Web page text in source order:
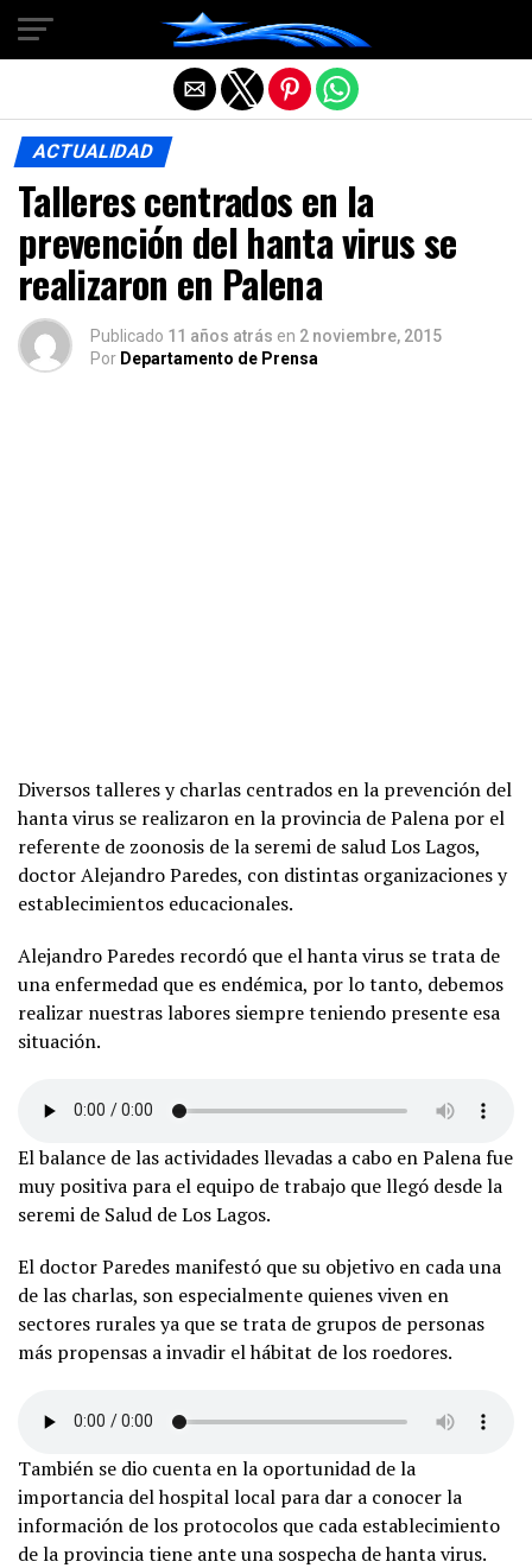
ACTUALIDAD
Talleres centrados en la
prevención del hanta virus se
realizaron en Palena
Publicado 11 años atrás en 2 noviembre, 2015
Por Departamento de Prensa
Diversos talleres y charlas centrados en la prevención del
hanta virus se realizaron en la provincia de Palena por el
referente de zoonosis de la seremi de salud Los Lagos,
doctor Alejandro Paredes, con distintas organizaciones y
establecimientos educacionales.
Alejandro Paredes recordó que el hanta virus se trata de
una enfermedad que es endémica, por lo tanto, debemos
realizar nuestras labores siempre teniendo presente esa
situación.
El balance de las actividades llevadas a cabo en Palena fue
muy positiva para el equipo de trabajo que llegó desde la
seremi de Salud de Los Lagos.
El doctor Paredes manifestó que su objetivo en cada una
de las charlas, son especialmente quienes viven en
sectores rurales ya que se trata de grupos de personas
más propensas a invadir el hábitat de los roedores.
También se dio cuenta en la oportunidad de la
importancia del hospital local para dar a conocer la
información de los protocolos que cada establecimiento
de la provincia tiene ante una sospecha de hanta virus.
Salir de la versión móvil